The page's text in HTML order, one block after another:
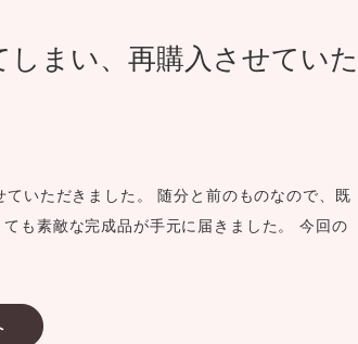
まい、再購入させていた
いただきました。 随分と前のものなので、既
も素敵な完成品が手元に届きました。 今回の